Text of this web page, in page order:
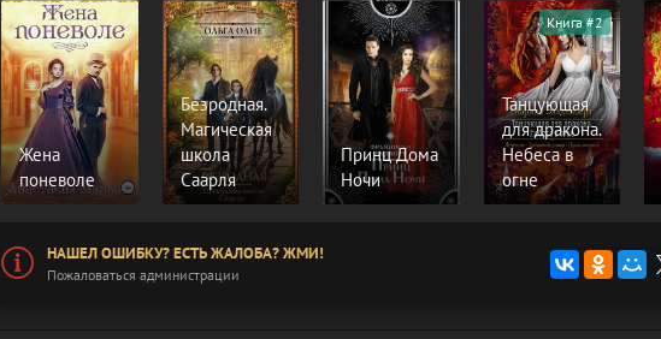
Жена
поневоле
Безродная.
Магическая
школа
Саарля
Принц Дома
Ночи
Танцующая
для дракона.
Небеса в
огне
Книга #2
НАШЕЛ ОШИБКУ? ЕСТЬ ЖАЛОБА? ЖМИ!
Пожаловаться администрации